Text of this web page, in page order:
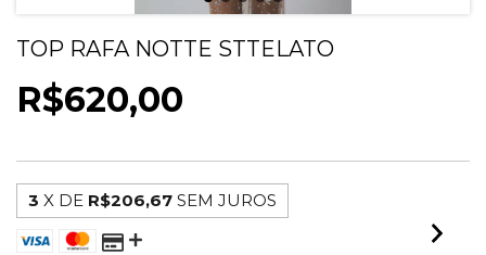
TOP RAFA NOTTE STTELATO
R$620,00
3 X DE R$206,67 SEM JUROS